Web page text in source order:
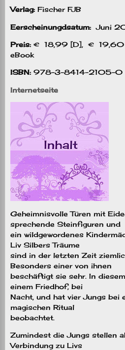
Verlag: Fischer FJB
Eerscheinungdsatum: Juni
Preis: € 18,99 [D], € 19,60
eBook
ISBN: 978-3-8414-2105-0
Internetseite
Geheimnisvolle Türen mit
sprechende Steinfiguren und
ein wildgewordenes
Liv Silbers Träume
sind in der letzten Zeit
Besonders einer von ihnen
beschäftigt sie sehr. In
einem Friedhof, bei
Nacht, und hat vier Jungs bei
magischen Ritual
beobachtet.
Zumindest die Jungs stellen
Verbindung zu Livs